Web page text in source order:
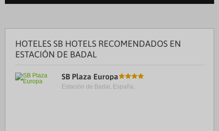
HOTELES SB HOTELS RECOMENDADOS EN
ESTACIÓN DE BADAL
SB Plaza Europa
Estación de Badal, España.